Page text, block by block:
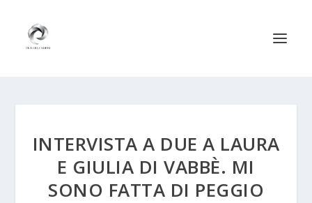
INTERVISTA A DUE A LAURA
E GIULIA DI VABBÈ. MI
SONO FATTA DI PEGGIO